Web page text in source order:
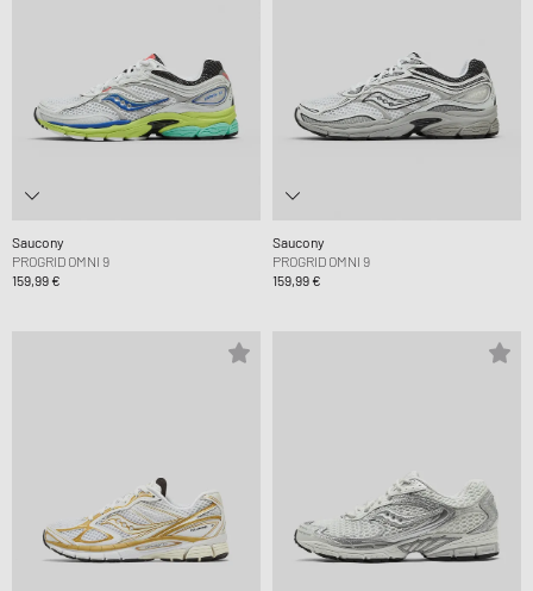
Saucony
PROGRID OMNI 9
159,99 €
Saucony
PROGRID OMNI 9
159,99 €